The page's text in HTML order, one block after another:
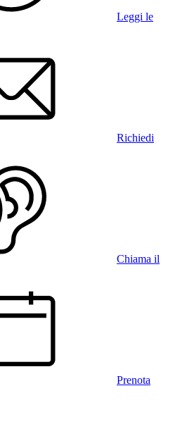
Leggi le
Richiedi
Chiama il
Prenota